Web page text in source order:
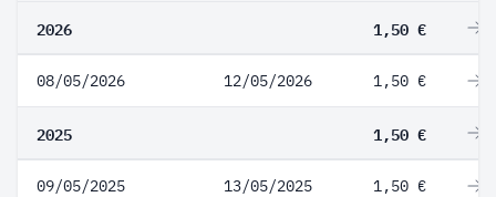
2026 1,50 €
08/05/2026 12/05/2026 1,50 €
2025 1,50 €
09/05/2025 13/05/2025 1,50 €